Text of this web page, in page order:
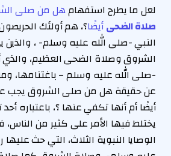
لعل ما يطرح استفهامهل من صلى
صلاة الضحىأيضًا؟، هم أولئك
النبي -صلى الله عليه وسلم- ،
الشروق وصلاة الضحى العظيم،
-صلى الله عليه وسلم – باغتنامها،
عن حقيقة هل من صلى الشروق يجب
أيضًا أم أنها تكفي عنها ؟، باعتباره
يختلط فيها الأمر على كثير من
الوصايا النبوية الثلاث، التي حث